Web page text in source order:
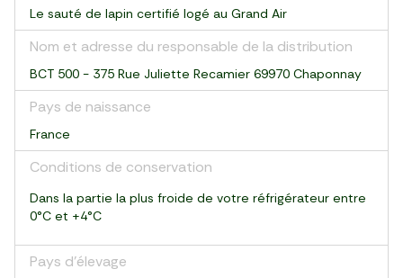
Le sauté de lapin certifié logé au Grand Air
Nom et adresse du responsable de la distribution
BCT 500 - 375 Rue Juliette Recamier 69970 Chaponnay
Pays de naissance
France
Conditions de conservation
Dans la partie la plus froide de votre réfrigérateur entre
0°C et +4°C
Pays d’élevage